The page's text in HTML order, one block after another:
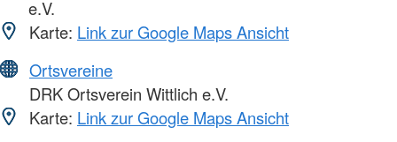
e.V.
Karte: Link zur Google Maps Ansicht
Ortsvereine
DRK Ortsverein Wittlich e.V.
Karte: Link zur Google Maps Ansicht